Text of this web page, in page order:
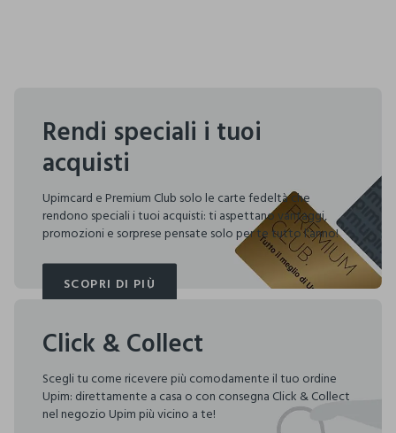
Rendi speciali i tuoi
acquisti
Upimcard e Premium Club solo le carte fedeltà che
rendono speciali i tuoi acquisti: ti aspettano vantaggi,
promozioni e sorprese pensate solo per te tutto l'anno!
SCOPRI DI PIÙ
SCOPRI DI PIÙ
Click & Collect
Scegli tu come ricevere più comodamente il tuo ordine
Upim: direttamente a casa o con consegna Click & Collect
nel negozio Upim più vicino a te!